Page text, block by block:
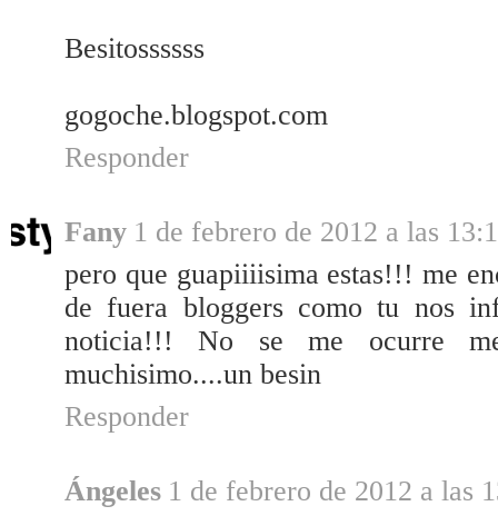
Besitossssss
gogoche.blogspot.com
Responder
Fany 1 de febrero de 2012 a las
pero que guapiiiisima estas!!! me
de fuera bloggers como tu nos
noticia!!! No se me ocurre
muchisimo....un besin
Responder
Ángeles 1 de febrero de 2012 a las